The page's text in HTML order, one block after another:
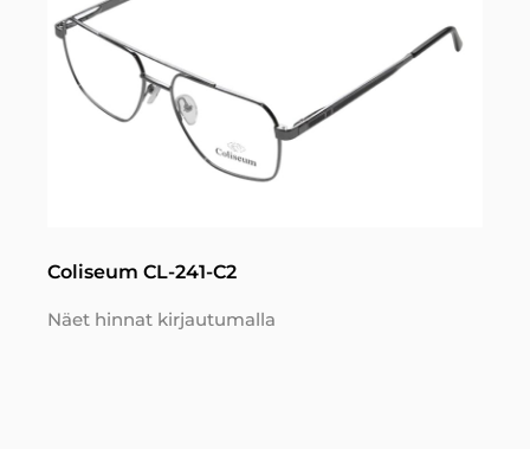
Coliseum CL-241-C2
Näet hinnat kirjautumalla